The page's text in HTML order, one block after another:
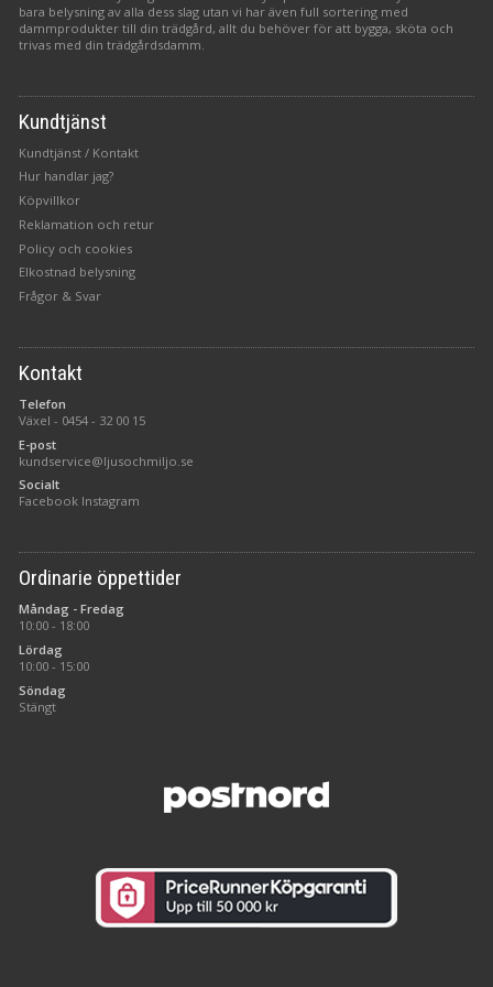
bara belysning av alla dess slag utan vi har även full sortering med
dammprodukter till din trädgård, allt du behöver för att bygga, sköta och
trivas med din trädgårdsdamm.
Kundtjänst
Kundtjänst / Kontakt
Hur handlar jag?
Köpvillkor
Reklamation och retur
Policy och cookies
Elkostnad belysning
Frågor & Svar
Kontakt
Telefon
Växel - 0454 - 32 00 15
E-post
kundservice@ljusochmiljo.se
Socialt
Facebook Instagram
Ordinarie öppettider
Måndag - Fredag
10:00 - 18:00
Lördag
10:00 - 15:00
Söndag
Stängt